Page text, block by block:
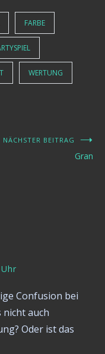
FARBE
WERTUNG
NÄCHSTER BEITRAG
Gran
Confusion bei
nicht auch
Oder ist das